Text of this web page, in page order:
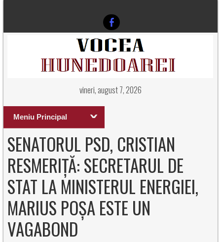
vineri, august 7, 2026
Meniu Principal
SENATORUL PSD, CRISTIAN
RESMERIȚĂ: SECRETARUL DE
STAT LA MINISTERUL ENERGIEI,
MARIUS POȘA ESTE UN
VAGABOND